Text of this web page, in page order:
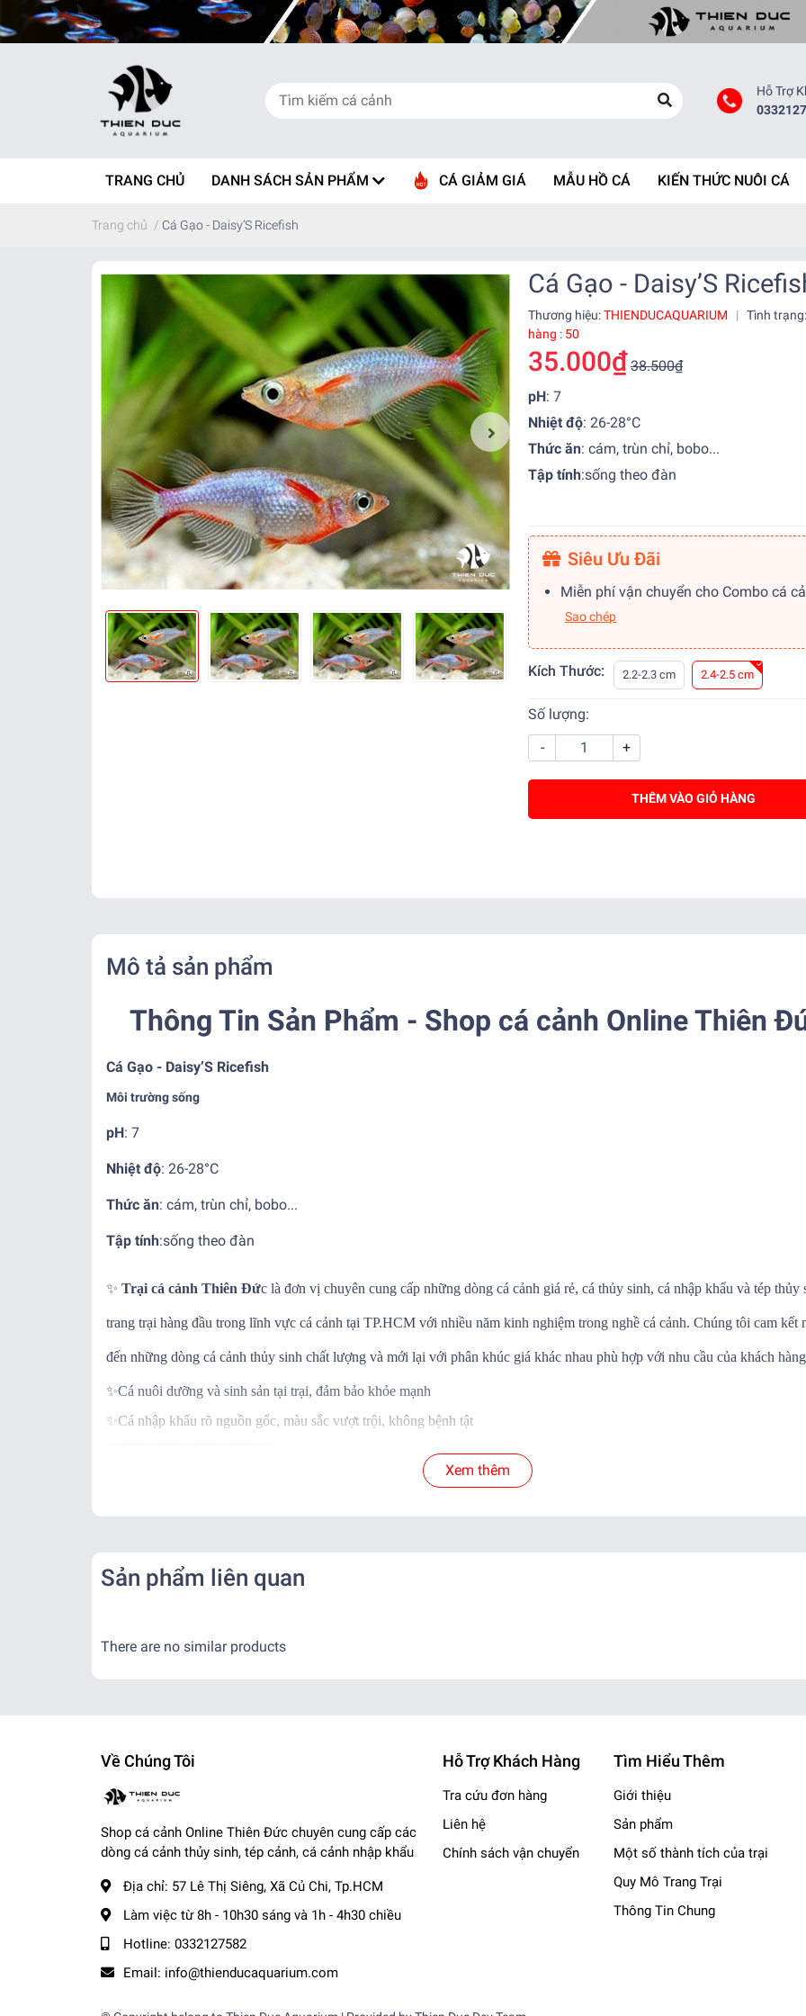
Hỗ Trợ
TRANG CHỦ DANH SÁCH SẢN PHẨM CÁ GIẢM GIÁ MẪU HỒ CÁ KIẾN THỨC NUÔI CÁ
Trang chủ / Cá Gạo - Daisy’S Ricefish
Cá Gạo - Daisy’S
Thương hiệu:THIENDUCAQUARIUM |
Tình
hàng : 50
35.000₫ 38.500₫
pH: 7
Nhiệt độ: 26-28°C
Thức ăn: cám, trùn chỉ, bobo...
Tập tính:sống theo đàn
Siêu Ưu Đãi
Miễn phí vận chuyển cho Combo cá
Sao chép
Kích Thước: 2.2-2.3 cm 2.4-2.5 cm
Số lượng:
-
+
THÊM VÀO GIỎ HÀNG
Mô tả sản phẩm
Thông Tin Sản Phẩm - Shop cá cảnh Online Thiên
Cá Gạo - Daisy’S Ricefish
Môi trường sống
pH: 7
Nhiệt độ: 26-28°C
Thức ăn: cám, trùn chỉ, bobo...
Tập tính:sống theo đàn
✨ Trại cá cảnh Thiên Đức là đơn vị chuyên cung cấp những dòng cá cảnh giá rẻ, cá thủy sinh, cá nhập khẩu và tép thủy
trang trại hàng đầu trong lĩnh vực cá cảnh tại TP.HCM với nhiều năm kinh nghiệm trong nghề cá cảnh. Chúng tôi cam kết
đến những dòng cá cảnh thủy sinh chất lượng và mới lại với phân khúc giá khác nhau phù hợp với nhu cầu của khách hàng
✨Cá nuôi dưỡng và sinh sản tại trại, đảm bảo khỏe mạnh
✨Cá nhập khẩu rõ nguồn gốc, màu sắc vượt trội, không bệnh tật
Ngoài ra khi mua hàng, trại còn BẢO HÀNH CÁ SỐNG đến tay khách hàng
Khi nhận hàng vui lòng quay video kiểm tra thùng cá để shop xử lý nếu có hư hao.
Kể từ khi đơn hàng đã bàn giao cho đơn vị vận chuyển.
- Nội thành: + Hỏa Tốc: 1-2 tiếng ( Tính theo phí grab )
- Tỉnh Miền Bắc: + 2 - 3 ngày
☎️ Hotline (Zalo): 0332127582 / 0982577871
Website:
📧Email : info@thienducaquarium.com
Địa chỉ: 57 Lê Thị Siêng, Ấp Tiền, Tân Thông Hội, Củ Chi
#cacanh #cathuysinh #caneon #cacanhgiare #thuysinhgiare
Cảm ơn quý khách đã tin tưởng và ủng hộ ❤️❤️❤️❤️
Xem thêm
Sản phẩm liên quan
There are no similar products
Về Chúng Tôi
Shop cá cảnh Online Thiên Đức chuyên cung cấp các
dòng cá cảnh thủy sinh, tép cảnh, cá cảnh nhập khẩu
Địa chỉ: 57 Lê Thị Siêng, Xã Củ Chi, Tp.HCM
Làm việc từ 8h - 10h30 sáng và 1h - 4h30 chiều
Hotline: 0332127582
Email: info@thienducaquarium.com
Hỗ Trợ Khách Hàng
Tra cứu đơn hàng
Liên hệ
Chính sách vận chuyển
Tìm Hiểu Thêm
Giới thiệu
Sản phẩm
Một số thành tích của trại
Quy Mô Trang Trại
Thông Tin Chung